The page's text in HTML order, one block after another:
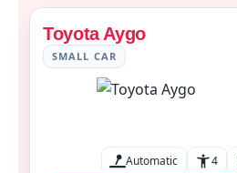
Toyota Aygo
SMALL CAR
Automatic 4